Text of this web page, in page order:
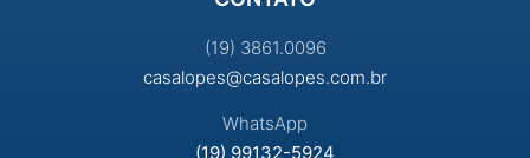
(19) 3861.0096
casalopes@casalopes.com.br
WhatsApp
(19) 99132-5924